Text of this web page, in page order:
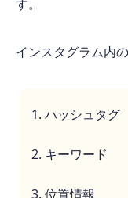
す。
インスタグラム内
ハッシュタグ
キーワード
位置情報